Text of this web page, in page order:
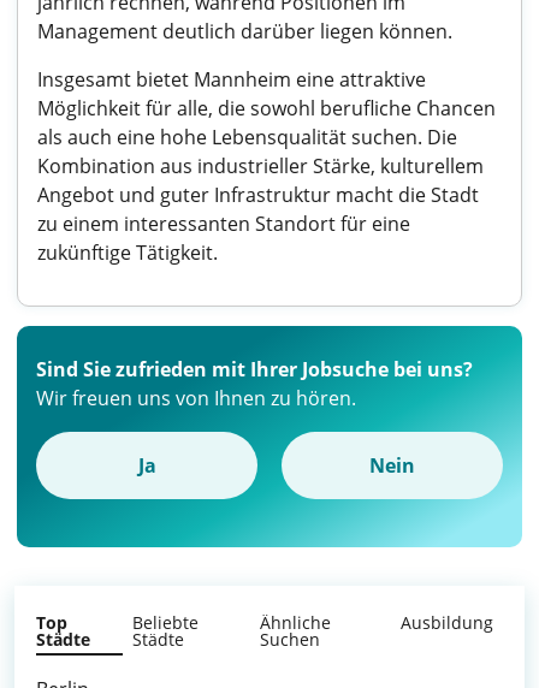
Management deutlich darüber liegen können.
Insgesamt bietet Mannheim eine attraktive
Möglichkeit für alle, die sowohl berufliche Chancen
als auch eine hohe Lebensqualität suchen. Die
Kombination aus industrieller Stärke, kulturellem
Angebot und guter Infrastruktur macht die Stadt
zu einem interessanten Standort für eine
zukünftige Tätigkeit.
Sind Sie zufrieden mit Ihrer Jobsuche bei uns?
Wir freuen uns von Ihnen zu hören.
Ja Nein
Top
Städte
Beliebte
Städte
Ähnliche
Suchen
Ausbildung